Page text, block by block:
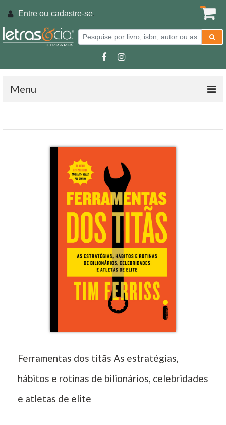
Entre ou cadastre-se.
Menu
Ferramentas dos titãs As estratégias,
hábitos e rotinas de bilionários, celebridades
e atletas de elite